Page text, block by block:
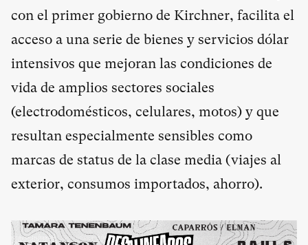
con el primer gobierno de Kirchner, facilita el
acceso a una serie de bienes y servicios dólar
intensivos que mejoran las condiciones de
vida de amplios sectores sociales
(electrodomésticos, celulares, motos) y que
resultan especialmente sensibles como
marcas de status de la clase media (viajes al
exterior, consumos importados, ahorro).